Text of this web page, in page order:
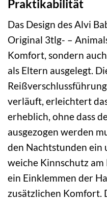
Praktikabilität
Das Design des Alvi
Original 3tlg- –
Komfort, sondern
als Eltern ausgelegt.
verläuft, erleichtert
erheblich, ohne dass
ausgezogen werden
den Nachtstunden ein
weiche Kinnschutz
ein Einklemmen der
zusätzlichen Komfort.